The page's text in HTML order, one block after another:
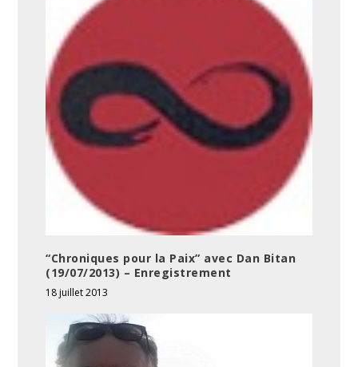
“Chroniques pour la Paix” avec Dan Bitan
(19/07/2013) – Enregistrement
18 juillet 2013